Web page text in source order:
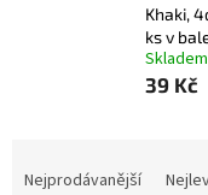
Khaki,
ks v
Skladem
39 Kč
Nejprodávanější